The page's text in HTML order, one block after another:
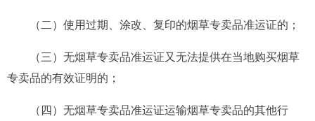
（二）使用过期、涂改、复印的烟草专卖品准运证的；
（三）无烟草专卖品准运证又无法提供在当地购买烟草
专卖品的有效证明的；
（四）无烟草专卖品准运证运输烟草专卖品的其他行